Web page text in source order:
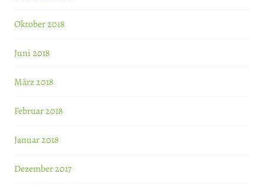
Oktober 2018
Juni 2018
März 2018
Februar 2018
Januar 2018
Dezember 2017